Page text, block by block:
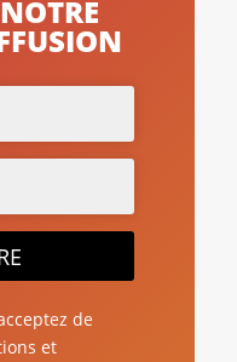
de
et